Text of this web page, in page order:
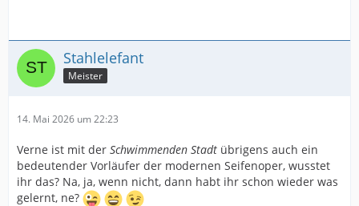
Stahlelefant
Meister
14. Mai 2026 um 22:23
Verne ist mit der Schwimmenden Stadt übrigens auch ein
bedeutender Vorläufer der modernen Seifenoper, wusstet
ihr das? Na, ja, wenn nicht, dann habt ihr schon wieder was
gelernt, ne?